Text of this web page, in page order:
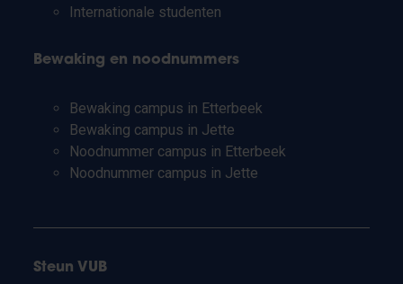
Internationale studenten
Bewaking en noodnummers
Bewaking campus in Etterbeek
Bewaking campus in Jette
Noodnummer campus in Etterbeek
Noodnummer campus in Jette
Steun VUB